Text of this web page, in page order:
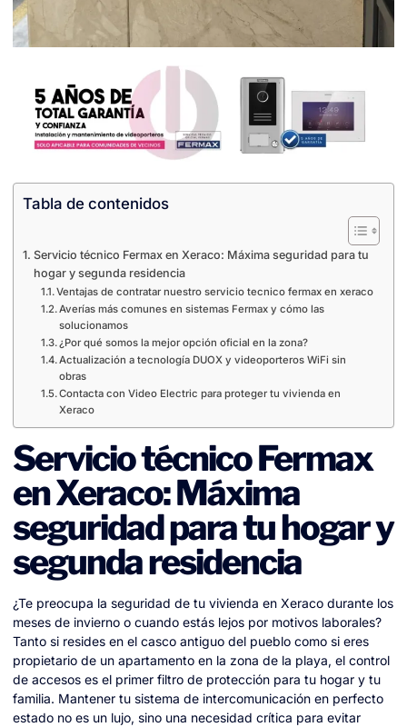
Tabla de contenidos
Servicio técnico Fermax en Xeraco: Máxima seguridad para tu
hogar y segunda residencia
Ventajas de contratar nuestro servicio tecnico fermax en xeraco
Averías más comunes en sistemas Fermax y cómo las
solucionamos
¿Por qué somos la mejor opción oficial en la zona?
Actualización a tecnología DUOX y videoporteros WiFi sin
obras
Contacta con Video Electric para proteger tu vivienda en
Xeraco
Servicio técnico Fermax
en Xeraco: Máxima
seguridad para tu hogar y
segunda residencia
¿Te preocupa la seguridad de tu vivienda en Xeraco durante los
meses de invierno o cuando estás lejos por motivos laborales?
Tanto si resides en el casco antiguo del pueblo como si eres
propietario de un apartamento en la zona de la playa, el control
de accesos es el primer filtro de protección para tu hogar y tu
familia. Mantener tu sistema de intercomunicación en perfecto
estado no es un lujo, sino una necesidad crítica para evitar